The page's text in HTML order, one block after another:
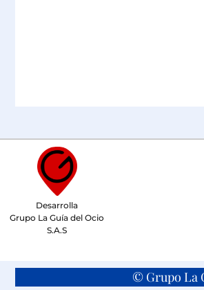
Desarrolla
Grupo La Guía del Ocio
S.A.S
© Grupo La